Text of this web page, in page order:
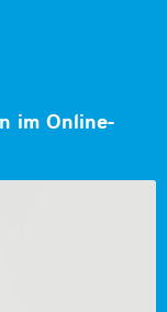
im Online-